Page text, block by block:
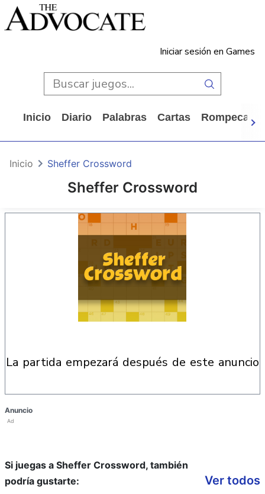
Iniciar sesión en Games
Inicio Diario Palabras Cartas
Sheffer Crossword
Inicio Sheffer Crossword
la partida empezará después de este anuncio
Anuncio
Ad
Si juegas a Sheffer Crossword, también
podría gustarte:
Ver todos